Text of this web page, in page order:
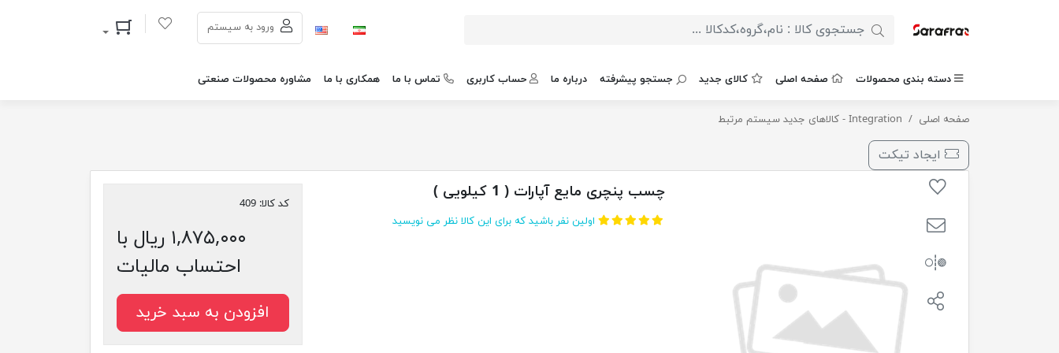
ورود به سیستم سبد خرید
دسته بندی محصولات صفحه اصلی کالای جدید جستجو پیشرفته درباره ما حساب کاربری تماس با ما همکاری با ما مشاوره محصولات صنعتی
صفحه اصلی Integration - کالاهای جدید سیستم مرتبط
چسب پنچری مایع آپارات ( 1 کیلویی )
ایجاد تیکت
چسب پنچری مایع آپارات ( 1 کیلویی )
اولین نفر باشید که برای این کالا نظر می نویسید
کد کالا: 409
۱,۸۷۵,۰۰۰ ریال با
احتساب مالیات
افزودن به سبد خرید